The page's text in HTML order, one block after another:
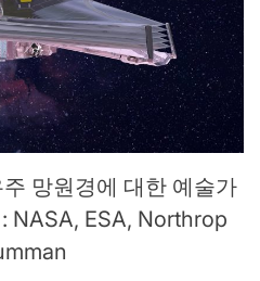
망원경에 대한 예술가
NASA, ESA, Northrop